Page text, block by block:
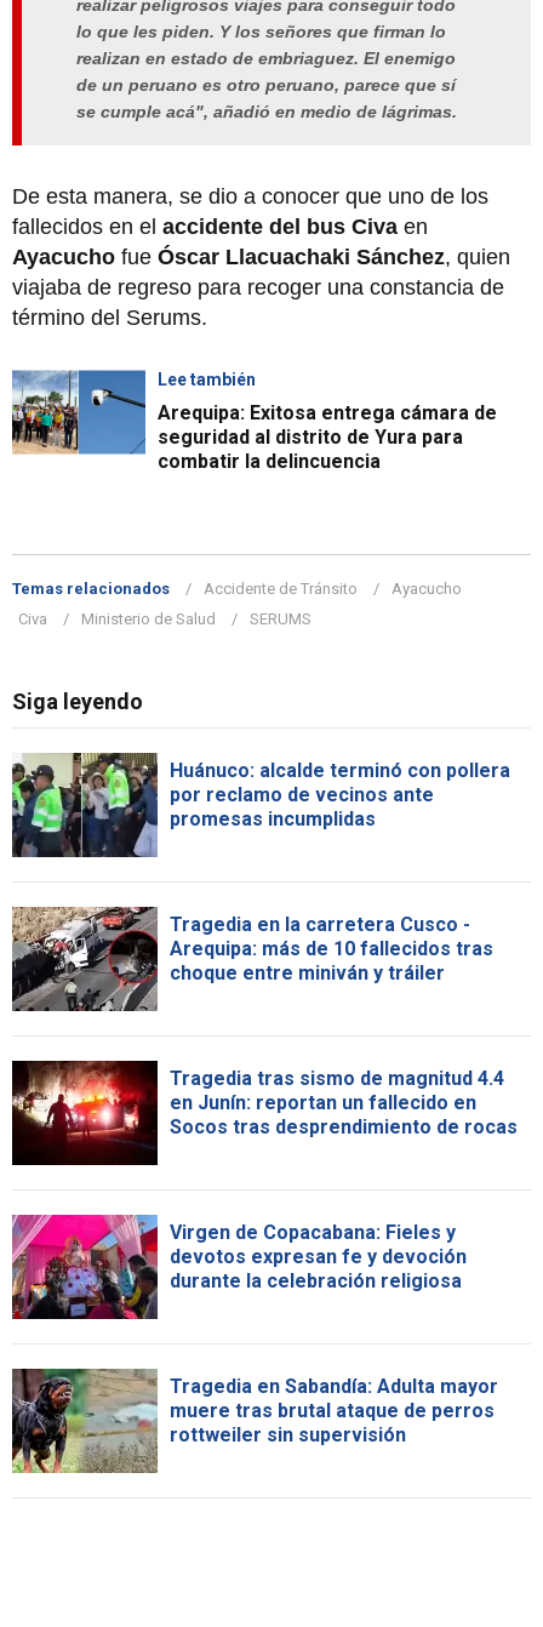
realizar peligrosos viajes para conseguir todo
lo que les piden. Ylos señores que firman lo
realizan en estado de embriaguez. El enemigo
de un peruano es otro peruano, parece que sí
se cumple acá", añadió en medio de lágrimas.
De esta manera, se dio a conocer que uno de los
fallecidos en el accidente del bus Civa en
Ayacucho fue Óscar Llacuachaki Sánchez, quien
viajaba de regreso para recoger una constancia de
término del Serums.
Lee también
Arequipa: Exitosa entrega cámara de
seguridad al distrito de Yura para
combatir la delincuencia
Temas relacionados Accidente de Tránsito
Ayacucho
Civa
Ministerio de Salud SERUMS
Siga leyendo
Huánuco: alcalde terminó con pollera
por reclamo de vecinos ante
promesas incumplidas
Tragedia en la carretera Cusco -
Arequipa: más de 10 fallecidos tras
choque entre miniván y tráiler
Tragedia tras sismo de magnitud 4.4
en Junín: reportan un fallecido en
Socos tras desprendimiento de rocas
Virgen de Copacabana: Fieles y
devotos expresan fe y devoción
durante la celebración religiosa
Tragedia en Sabandía: Adulta mayor
muere tras brutal ataque de perros
rottweiler sin supervisión